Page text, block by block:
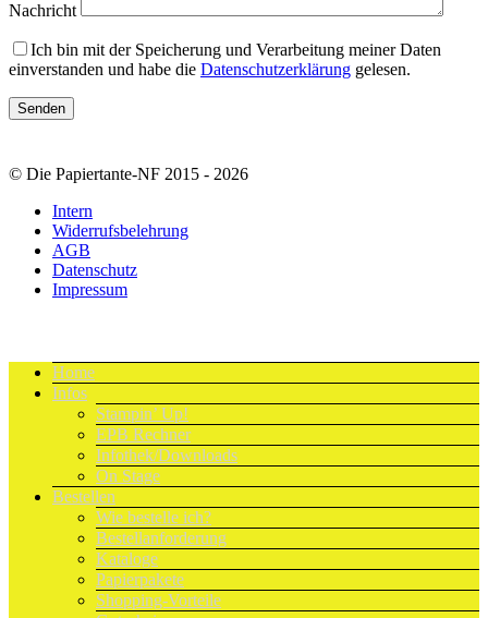
Nachricht
Ich bin mit der Speicherung und Verarbeitung meiner Daten
einverstanden und habe die Datenschutzerklärung gelesen.
© Die Papiertante-NF 2015 - 2026
Intern
Widerrufsbelehrung
AGB
Datenschutz
Impressum
Home
Infos
Stampin’ Up!
EPB Rechner
Infothek/Downloads
On Stage
Bestellen
Wie bestelle ich?
Bestellanforderung
Kataloge
Papierpakete
Shopping-Vorteile